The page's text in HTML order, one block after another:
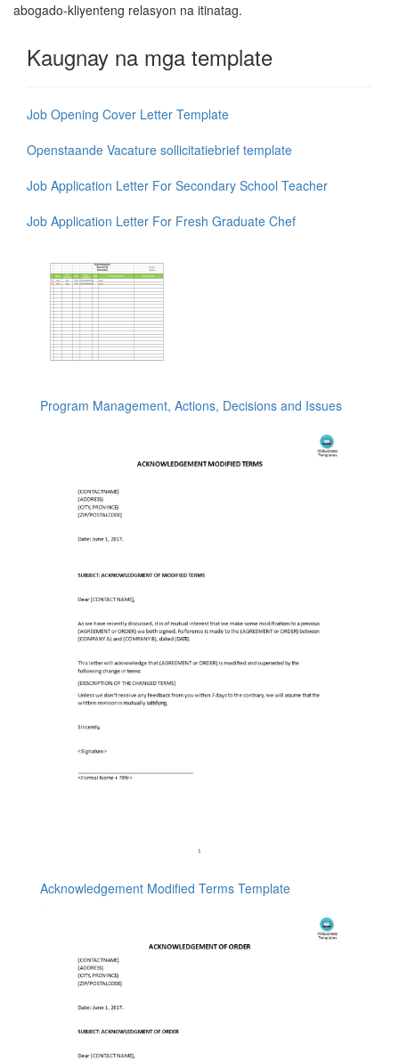
abogado-kliyenteng relasyon na itinatag.
Kaugnay na mga template
Job Opening Cover Letter Template
Openstaande Vacature sollicitatiebrief template
Job Application Letter For Secondary School Teacher
Job Application Letter For Fresh Graduate Chef
Program Management, Actions, Decisions and Issues
Acknowledgement Modified Terms Template